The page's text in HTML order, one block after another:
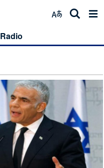
Radio